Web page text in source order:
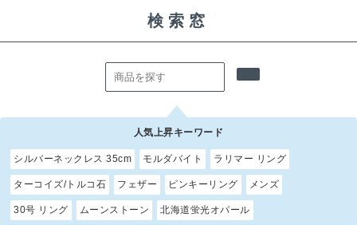
検索窓
人気上昇キーワード
シルバーネックレス 35cm モルダバイト ラリマー リング
ターコイズ/トルコ石 フェザー ピンキーリング メンズ
30号 リング ムーンストーン 北海道蛍光オパール